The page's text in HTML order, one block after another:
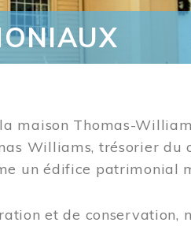
maison Thomas-
Williams, trésorier du
un édifice patrimonial
et de conservation,